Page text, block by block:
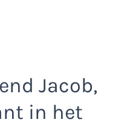
Jacob,
in het